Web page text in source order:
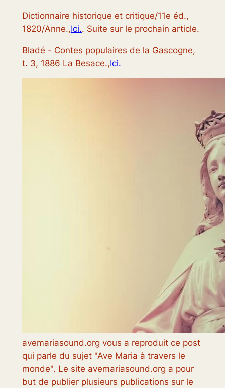
Dictionnaire historique et critique/11e éd.,
1820/Anne.,Ici.. Suite sur le prochain article.
Bladé - Contes populaires de la Gascogne,
t. 3, 1886 La Besace.,Ici.
avemariasound.org vous a reproduit ce post
qui parle du sujet "Ave Maria à travers le
monde". Le site avemariasound.org a pour
but de publier plusieurs publications sur le